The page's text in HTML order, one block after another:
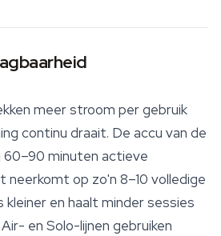
meer stroom per gebruik
continu draait. De accu van de
minuten actieve
neerkomt op zo'n 8–10 volledige
en haalt minder sessies
en Solo-lijnen gebruiken